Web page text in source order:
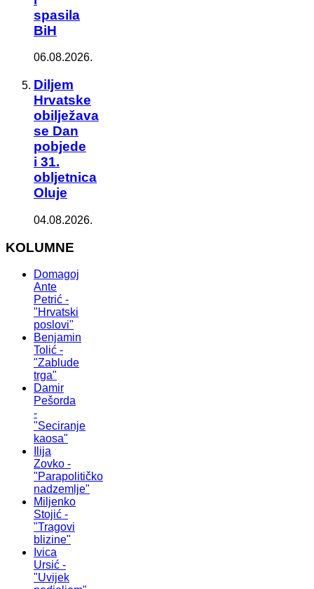
spasila
BiH
06.08.2026.
Diljem
Hrvatske
obilježava
se Dan
pobjede
i 31.
obljetnica
Oluje
04.08.2026.
KOLUMNE
Domagoj
Ante
Petrić -
"Hrvatski
poslovi"
Benjamin
Tolić -
"Zablude
trga"
Damir
Pešorda
-
"Seciranje
kaosa"
Ilija
Zovko -
"Parapolitičko
nadzemlje"
Miljenko
Stojić -
"Tragovi
blizine"
Ivica
Ursić -
"Uvijek